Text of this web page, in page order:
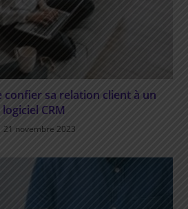
confier sa relation client à un
logiciel CRM
21 novembre 2023